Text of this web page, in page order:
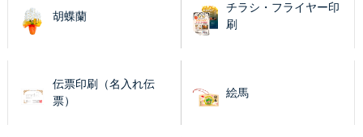
胡蝶蘭
チラシ・フライヤー印
刷
伝票印刷（名入れ伝
票）
絵馬